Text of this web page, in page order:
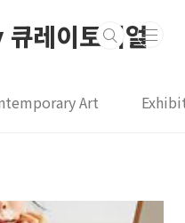
레이토리얼
Art